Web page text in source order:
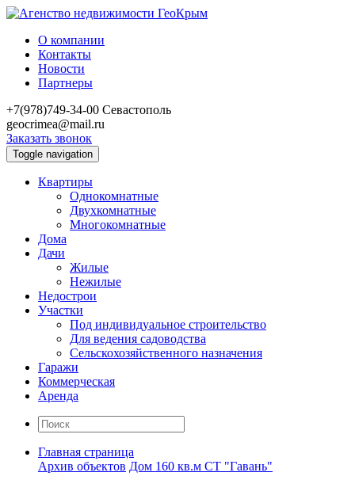
О компании
Контакты
Новости
Партнеры
+7(978)749-34-00 Севастополь
geocrimea@mail.ru
Заказать звонок
Toggle navigation
Квартиры
Однокомнатные
Двухкомнатные
Многокомнатные
Дома
Дачи
Жилые
Нежилые
Недострои
Участки
Под индивидуальное строительство
Для ведения садоводства
Сельскохозяйственного назначения
Гаражи
Коммерческая
Аренда
Главная страница
Архив объектов Дом 160 кв.м СТ "Гавань"